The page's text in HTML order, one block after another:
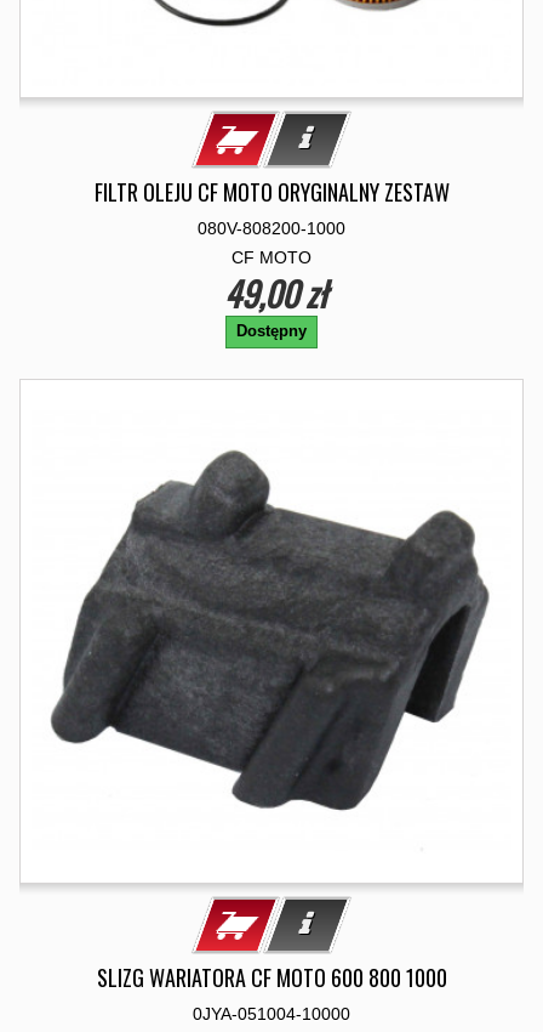
FILTR OLEJU CF MOTO ORYGINALNY ZESTAW
080V-808200-1000
CF MOTO
49,00 zł
Dostępny
SLIZG WARIATORA CF MOTO 600 800 1000
0JYA-051004-10000